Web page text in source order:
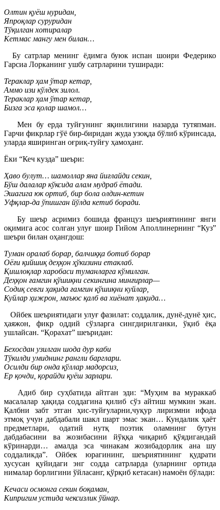
Олтин қуёш нуридан,
Япроқлар суруридан
Тўқилган хотиралар
Кетмас мангу мен билан…
Бу сатрлар менинг ёдимга буюк испан шоири Федерико
Гарсиа Лорканинг ушбу сатрларини туширади:
Тераклар ҳам ўтар кетар,
Аммо изи кўлдек зилол.
Тераклар ҳам ўтар кетар,
Бизга эса қолар шамол…
Мен бу ерда туйғунинг яқинлигини назарда тутяпман.
Гарчи фикрлар гўё бир-биридан жуда узоқда бўлиб кўринсада,
уларда яширинган оғриқ-туйғу ҳамоҳанг.
Ёки “Кеч кузда” шеъри:
Ҳаво булут… шамоллар яна йиғлайди секин,
Бўш далалар кўксида алам мудраб ётади.
Эшагига юк ортиб, бир бола олдин-кетин
Уфқлар-да ўпишган йўлда кетиб боради.
Бу шеър асримиз бошида француз шеъриятининг янги
оқимига асос солган улуғ шоир Гийом Аполлинернинг “Куз”
шеъри билан оҳангдош:
Туман оралаб борар, балчиққа ботиб борар
Оёғи қийшиқ деҳқон ҳўкизини етаклаб.
Қишлоқлар харобаси туманларга кўмилган.
Деҳқон ғамгин қўшиқни секингина минғирлар—
Содиқ севги ҳақида ғамгин қўшиқни куйлар,
Куйлар ҳижрон, маъюс қалб ва хиёнат ҳақида…
Ойбек шеъриятидаги улуғ фазилат: соддалик, дунё-дунё ҳис,
ҳаяжон, фикр оддий сўзларга сингдирилганки, ўқиб ёқа
ушлайсан. “Қорахат” шеъридан:
Бехосдан узилган шода дур каби
Тўкилди умиднинг рангли барглари.
Осилди бир онда қўллар мадорсиз,
Ер қочди, қорайди қуёш зарлари.
Адиб бир суҳбатида айтган эди: “Муҳим ва мураккаб
масалалар ҳақида соддагина қилиб сўз айтиш мумкин экан.
Қалбни забт этган ҳис-туйғуларни,чуқур лиризмни ифода
этмоқ учун дабдабали шакл шарт эмас экан… Кундалик ҳаёт
предметлари, одатий нутқ поэтик оламнинг бутун
дабдабасини ва жозибасини йўққа чиқариб қўядигандай
кўринарди… амалда эса чинакам жозибадорлик ана шу
соддаликда”. Ойбек юрагининг, шеъриятининг қудрати
хусусан қуйидаги энг содда сатрларда (уларнинг ортида
нималар борлигини ўйласанг, қўрқиб кетасан) намоён бўлади:
Кечаси осмонга секин боқаман,
Кипригим устида чексизлик ўйнар.